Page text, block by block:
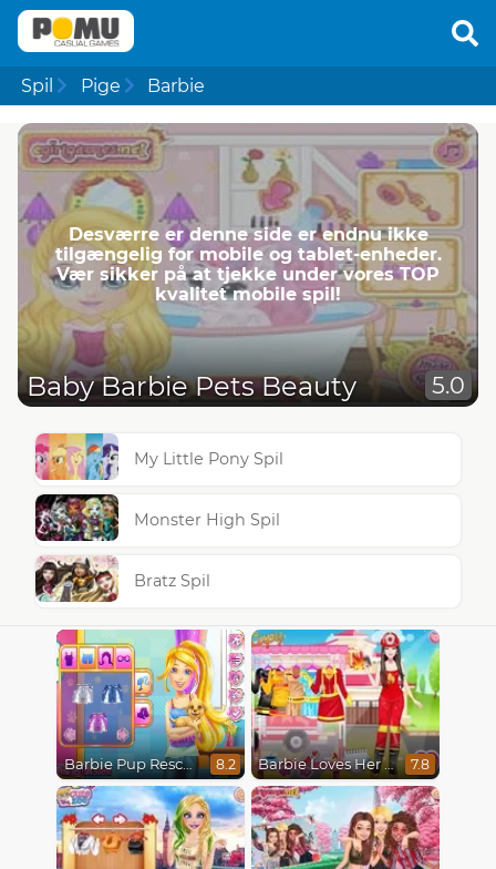
Spil Pige Barbie
Desværre er denne side er endnu ikke
tilgængelig for mobile og tablet-enheder.
Vær sikker på at tjekke under vores TOP
kvalitet mobile spil!
Baby Barbie Pets Beauty 5.0
My Little Pony Spil
Monster High Spil
Bratz Spil
Barbie Pup Rescue 8.2 Barbie Loves Her Job 7.8